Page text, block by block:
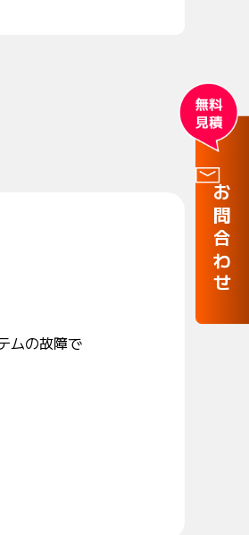
ムの故障で
お問合わせ